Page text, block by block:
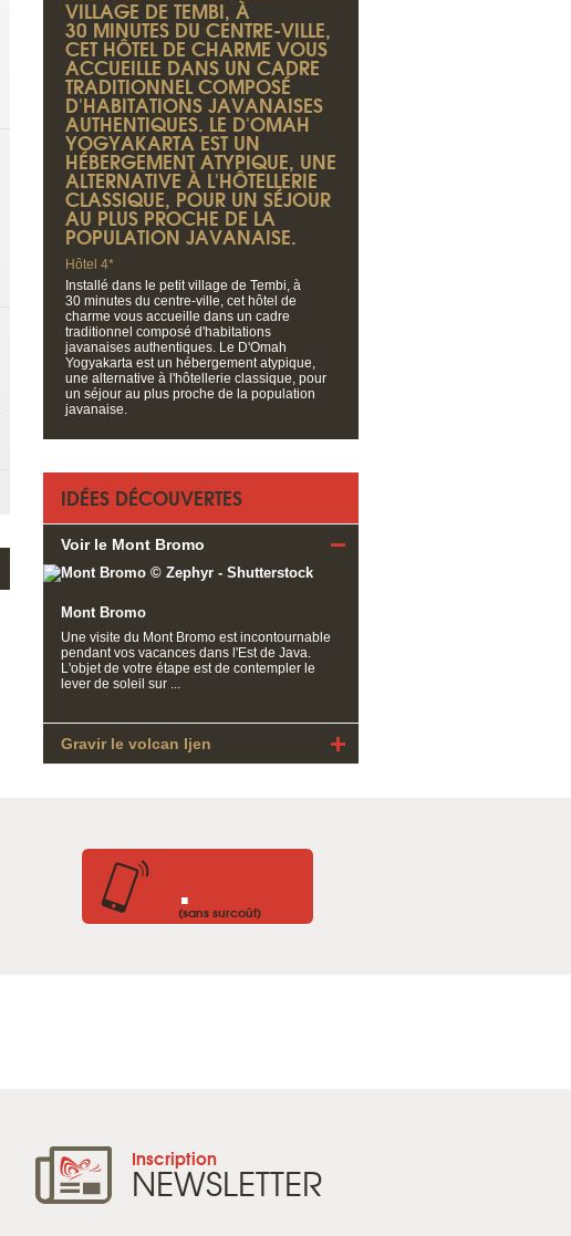
VILLAGE DE TEMBI, À
30 MINUTES DU CENTRE-VILLE,
CET HÔTEL DE CHARME VOUS
ACCUEILLE DANS UN CADRE
TRADITIONNEL COMPOSÉ
D'HABITATIONS JAVANAISES
AUTHENTIQUES. LE D'OMAH
YOGYAKARTA EST UN
HÉBERGEMENT ATYPIQUE, UNE
ALTERNATIVE À L'HÔTELLERIE
CLASSIQUE, POUR UN SÉJOUR
AU PLUS PROCHE DE LA
POPULATION JAVANAISE.
Hôtel 4*
Installé dans le petit village de Tembi, à
30 minutes du centre-ville, cet hôtel de
charme vous accueille dans un cadre
traditionnel composé d'habitations
javanaises authentiques. Le D'Omah
Yogyakarta est un hébergement atypique,
une alternative à l'hôtellerie classique, pour
un séjour au plus proche de la population
javanaise.
IDÉES DÉCOUVERTES
Voir le Mont Bromo
Mont Bromo
Une visite du Mont Bromo est incontournable
pendant vos vacances dans l'Est de Java.
L'objet de votre étape est de contempler le
lever de soleil sur ...
Gravir le volcan Ijen
.
(sans surcoût)
Inscription
NEWSLETTER